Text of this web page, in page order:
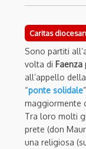
Caritas
Sono partiti
volta di Faenza
all’appello della
“ponte solidale
maggiormente
Tra loro molti
prete (don
una religiosa